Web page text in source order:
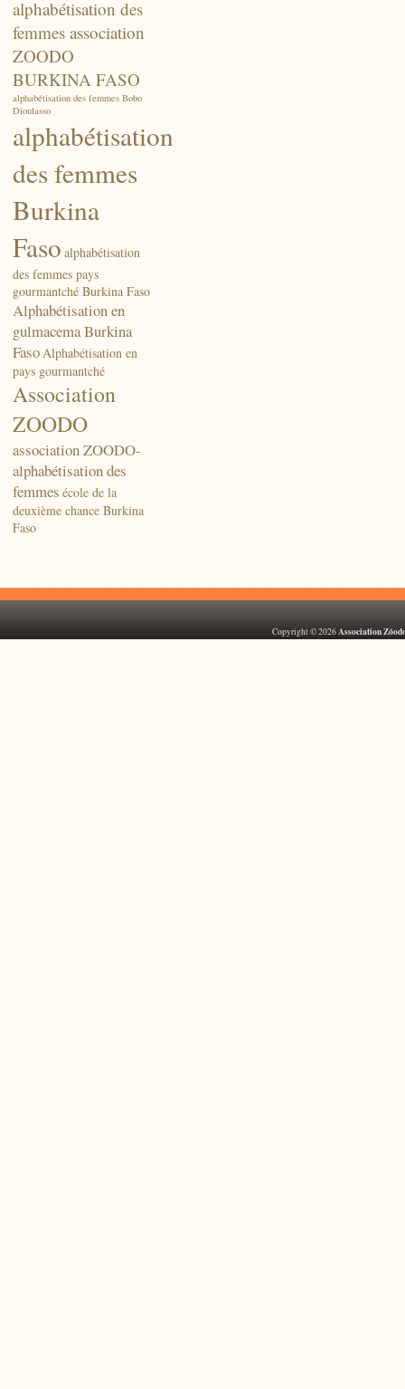
alphabétisation des
femmes association
ZOODO
BURKINA FASO
alphabétisation des femmes Bobo
Dioulasso
alphabétisation
des femmes
Burkina
Faso alphabétisation
des femmes pays
gourmantché Burkina Faso
Alphabétisation en
gulmacema Burkina
FasoAlphabétisation en
pays gourmantché
Association
ZOODO
association ZOODO-
alphabétisation des
femmes école de la
deuxième chance Burkina
Faso
Copyright © 2026Association